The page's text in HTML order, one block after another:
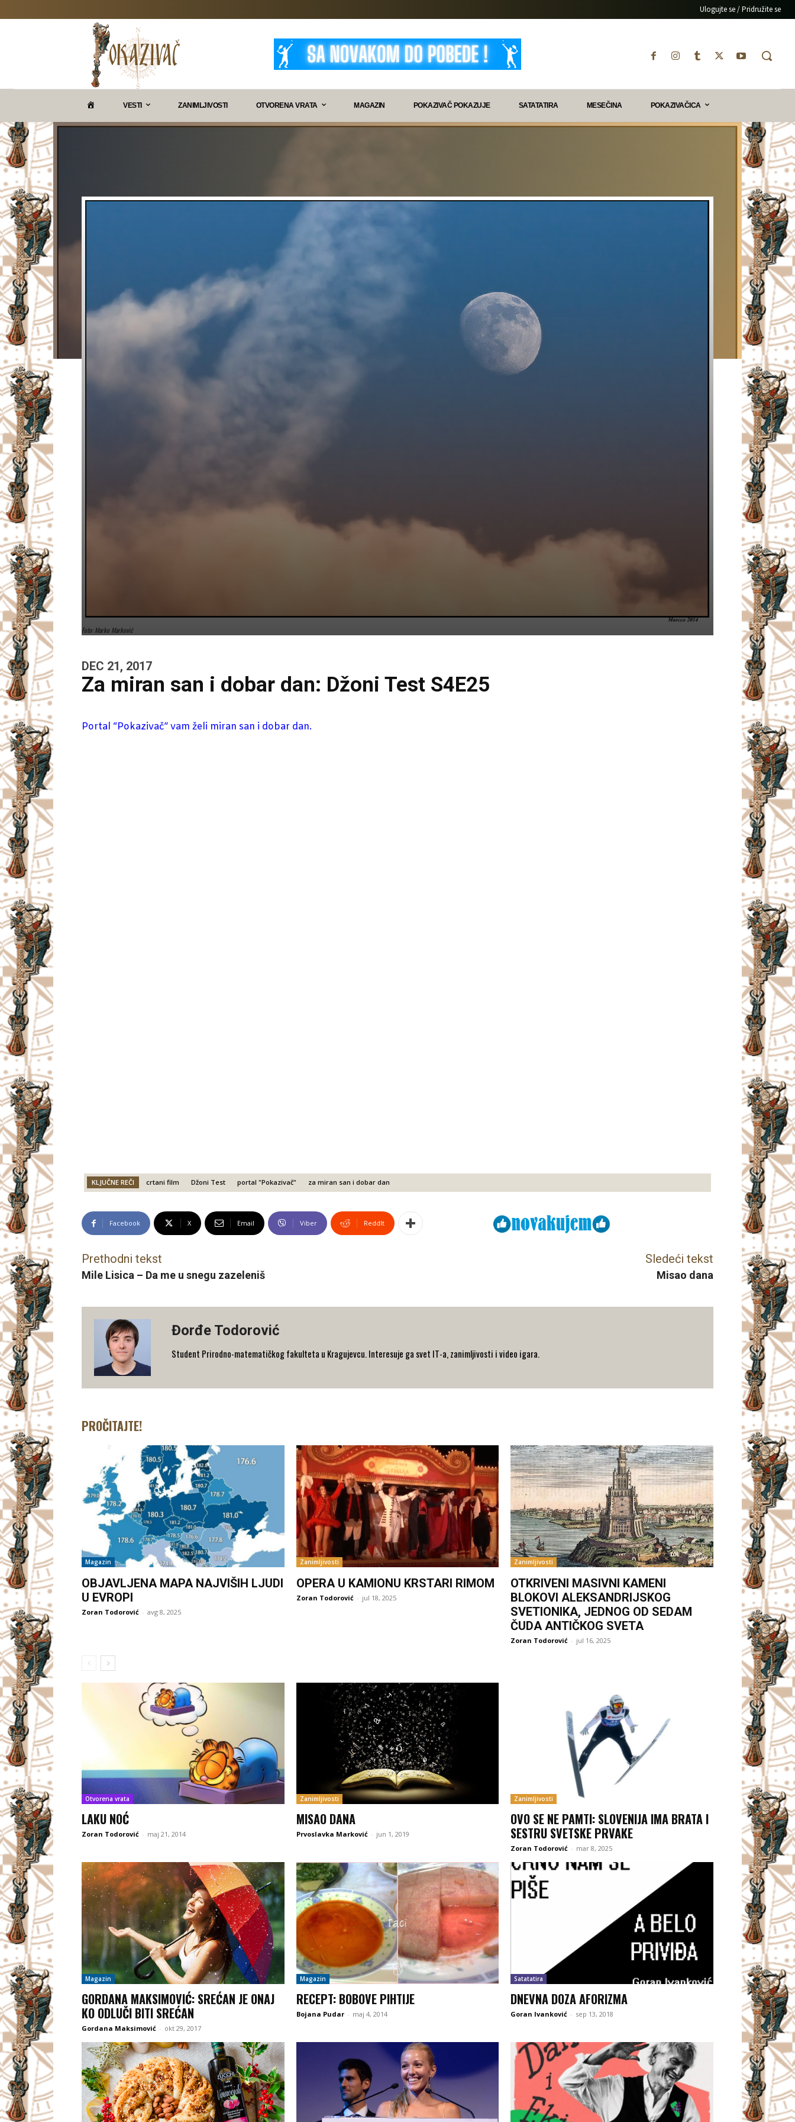
Ulogujte se / Pridružite se
A
VESTI ZANIMLJIVOSTI OTVORENA VRATA MAGAZIN POKAZIVAČ POKAZUJE SATATATIRA MESEČINA POKAZIVAČICA
Foto: Marko Marković
DEC 21, 2017
Za miran san i dobar dan: Džoni Test S4E25
Portal “Pokazivač” vam želi miran san i dobar dan.
KLJUČNE REČI crtani film Džoni Test portal "Pokazivač" za miran san i dobar dan
Facebook X Email Viber ReddIt
Prethodni tekst
Mile Lisica – Da me u snegu zazeleniš
Sledeći tekst
Misao dana
Đorđe Todorović
Student Prirodno-matematičkog fakulteta u Kragujevcu. Interesuje ga svet IT-a, zanimljivosti i video igara.
PROČITAJTE!
Magazin
OBJAVLJENA MAPA NAJVIŠIH LJUDI
U EVROPI
Zoran Todorović - avg 8, 2025
Zanimljivosti
OPERA U KAMIONU KRSTARI RIMOM
Zoran Todorović - jul 18, 2025
Zanimljivosti
OTKRIVENI MASIVNI KAMENI
BLOKOVI ALEKSANDRIJSKOG
SVETIONIKA, JEDNOG OD SEDAM
ČUDA ANTIČKOG SVETA
Zoran Todorović - jul 16, 2025
Otvorena vrata
LAKU NOĆ
Zoran Todorović - maj 21, 2014
Zanimljivosti
MISAO DANA
Prvoslavka Marković - jun 1, 2019
Zanimljivosti
OVO SE NE PAMTI: SLOVENIJA IMA BRATA I
SESTRU SVETSKE PRVAKE
Zoran Todorović - mar 8, 2025
Magazin
GORDANA MAKSIMOVIĆ: SREĆAN JE ONAJ
KO ODLUČI BITI SREĆAN
Gordana Maksimović - okt 29, 2017
Magazin
RECEPT: BOBOVE PIHTIJE
Bojana Pudar - maj 4, 2014
Satatatira
DNEVNA DOZA AFORIZMA
Goran Ivanković - sep 13, 2018